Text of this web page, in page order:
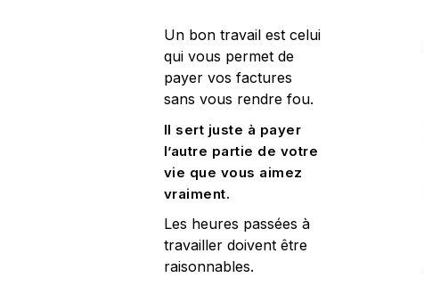
Un bon travail est celui
qui vous permet de
payer vos factures
sans vous rendre fou.
Il sert juste à payer
l’autre partie de votre
vie que vous aimez
vraiment.
Les heures passées à
travailler doivent être
raisonnables.